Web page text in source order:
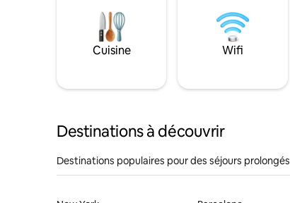
Cuisine Wifi
Destinations à découvrir
Destinations populaires pour des séjours prolongés